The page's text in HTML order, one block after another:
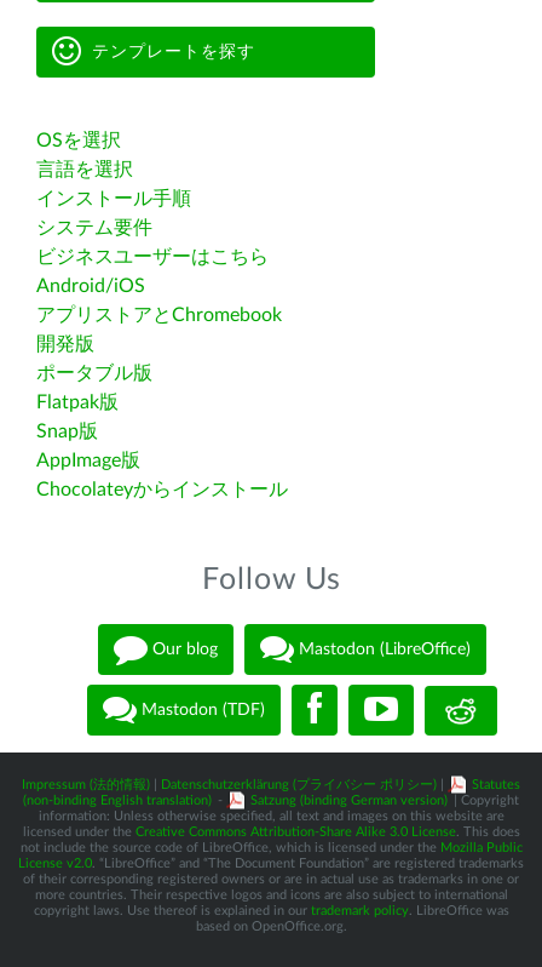
テンプレートを探す
OSを選択
言語を選択
インストール手順
システム要件
ビジネスユーザーはこちら
Android/iOS
アプリストアとChromebook
開発版
ポータブル版
Flatpak版
Snap版
AppImage版
Chocolateyからインストール
Follow Us
Our blog Mastodon (LibreOffice)
Mastodon (TDF)
Impressum (法的情報) Datenschutzerklärung (プライバシー ポリシー)
Statutes
(non-binding English translation) - Satzung (binding German version)
| Copyright
information: Unless otherwise specified, all text and images on this website are
licensed under the Creative Commons Attribution-Share Alike 3.0 License. This does
not include the source code of LibreOffice, which is licensed under the Mozilla Public
License v2.0 . “LibreOffice” and “The Document Foundation” are registered trademarks
of their corresponding registered owners or are in actual use as trademarks in one or
more countries. Their respective logos and icons are also subject to international
copyright laws. Use thereof is explained in our trademark policy. LibreOffice was
based on OpenOffice.org.